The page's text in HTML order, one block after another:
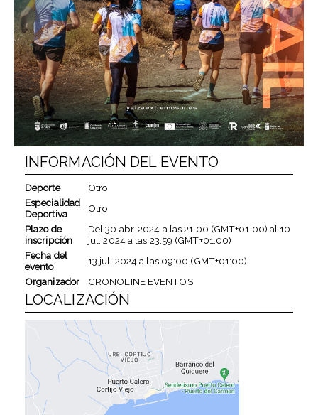
INFORMACIÓN DEL EVENTO
Deporte
Otro
Especialidad
Deportiva
Otro
Plazo de
inscripción
Del30 abr. 2024 a las21:00 (GMT+01:00) al10
jul. 2024a las 23:59 (GMT+01:00)
Fecha del
evento
13 jul. 2024a las 09:00 (GMT+01:00)
Organizador
CRONOLINE EVENTOS
LOCALIZACIÓN